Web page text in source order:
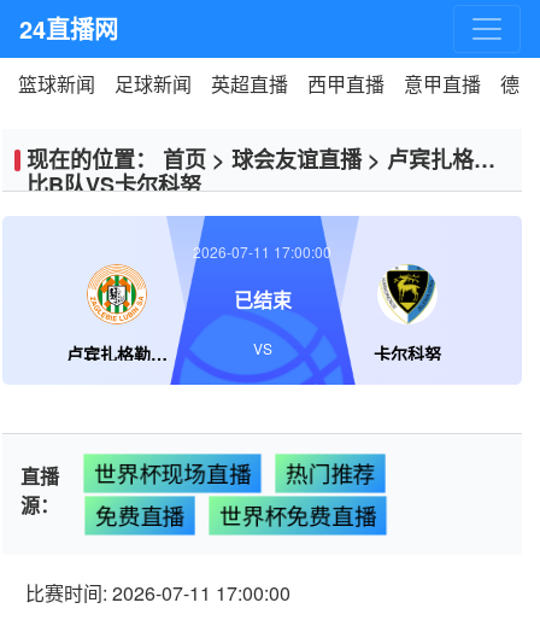
24直播网
篮球新闻 足球新闻 英超直播 西甲直播 意甲直播 德
现在的位置： 首页 > 球会友谊直播> 卢宾扎格勒
比B队VS卡尔科努
卢宾扎格勒比B队 卡尔科努
2026-07-11 17:00:00
已结束
VS
直播
源：
世界杯现场直播
热门推荐
免费直播
世界杯免费直播
比赛时间: 2026-07-11 17:00:00